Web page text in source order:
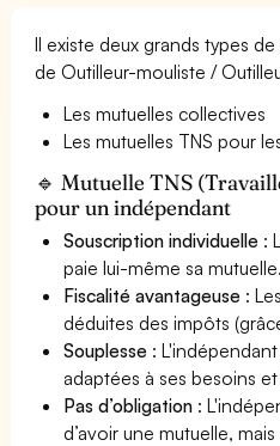
Il existe deux grands types
de Outilleur-mouliste /
Les mutuelles collectives
Les mutuelles TNS pour
🔹 Mutuelle TNS
pour un indépendant
Souscription individuelle :
paie lui-même sa mutuelle.
Fiscalité avantageuse :
déduites des impôts
Souplesse :
adaptées à ses besoins
Pas d’obligation :
d’avoir une mutuelle,